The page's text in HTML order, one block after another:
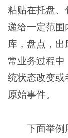
粘贴在托盘、
递给一定范围
库，盘点，
常业务过程中
统状态改变或
原始事件。
下面举例